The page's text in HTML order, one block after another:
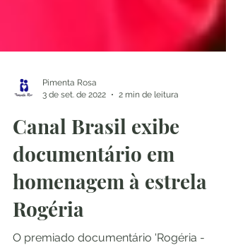
3 de set. de 2022
2 min de leitura
Canal Brasil exibe
documentário em
homenagem à estrela
Rogéria